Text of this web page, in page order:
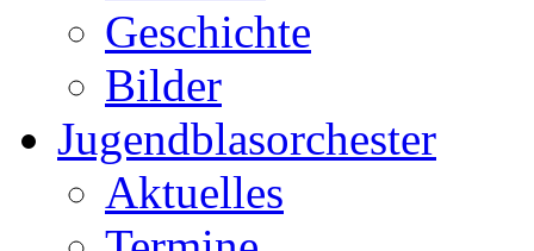
Geschichte
Bilder
Jugendblasorchester
Aktuelles